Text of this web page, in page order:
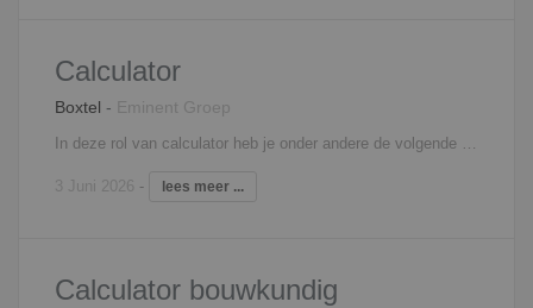
Calculator
Boxtel - Eminent Groep
3 Juni 2026 - lees meer ...
Calculator bouwkundig